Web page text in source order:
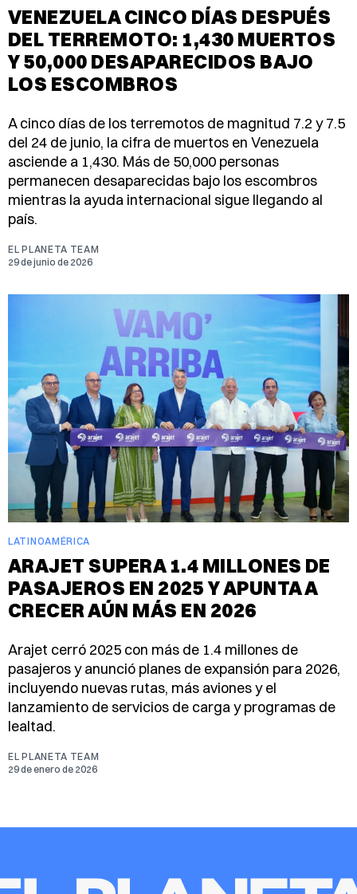
VENEZUELA CINCO DÍAS DESPUÉS
DEL TERREMOTO: 1,430 MUERTOS
Y 50,000 DESAPARECIDOS BAJO
LOS ESCOMBROS
A cinco días de los terremotos de magnitud 7.2 y 7.5
del 24 de junio, la cifra de muertos en Venezuela
asciende a 1,430. Más de 50,000 personas
permanecen desaparecidas bajo los escombros
mientras la ayuda internacional sigue llegando al
país.
EL PLANETA TEAM
29 de junio de 2026
LATINOAMÉRICA
ARAJET SUPERA 1.4 MILLONES DE
PASAJEROS EN 2025 Y APUNTA A
CRECER AÚN MÁS EN 2026
Arajet cerró 2025 con más de 1.4 millones de
pasajeros y anunció planes de expansión para 2026,
incluyendo nuevas rutas, más aviones y el
lanzamiento de servicios de carga y programas de
lealtad.
EL PLANETA TEAM
29 de enero de 2026